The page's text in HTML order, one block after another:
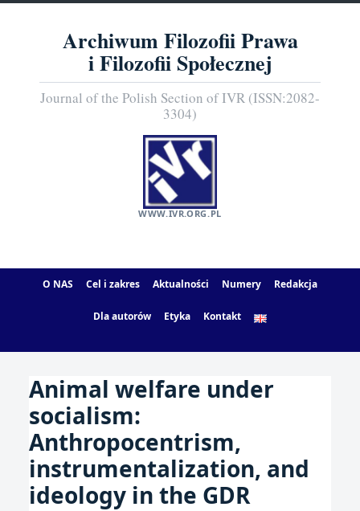
Archiwum Filozofii Prawa
i Filozofii Społecznej
Journal of the Polish Section of IVR (ISSN:2082-
3304)
WWW.IVR.ORG.PL
O NAS Cel i zakres Aktualności Numery Redakcja
Dla autorów Etyka Kontakt
Animal welfare under
socialism:
Anthropocentrism,
instrumentalization, and
ideology in the GDR